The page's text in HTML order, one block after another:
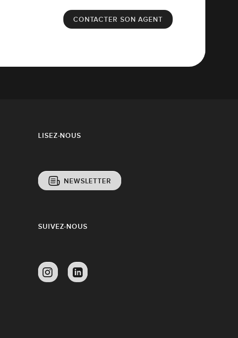
CONTACTER SON AGENT
LISEZ-NOUS
NEWSLETTER
SUIVEZ-NOUS